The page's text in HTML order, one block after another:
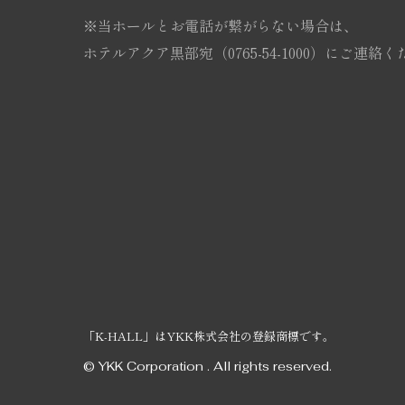
※当ホールとお電話が繋がらない場合は、
ホテルアクア黒部宛（0765-54-1000）にご連絡く
「K-HALL」はYKK株式会社の登録商標です。
© YKK Corporation . All rights reserved.